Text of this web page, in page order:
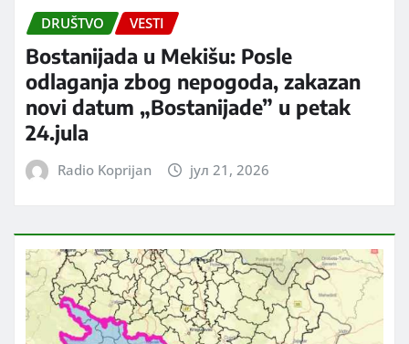
DRUŠTVO VESTI
Bostanijada u Mekišu: Posle
odlaganja zbog nepogoda, zakazan
novi datum „Bostanijade” u petak
24.jula
Radio Koprijan јул 21, 2026